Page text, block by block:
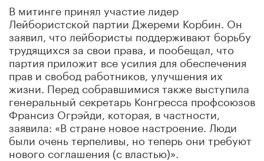
В митинге принял участие лидер
Лейбористской партии Джереми Корбин. Он
заявил, что лейбористы поддерживают борьбу
трудящихся за свои права, и пообещал, что
партия приложит все усилия для обеспечения
прав и свобод работников, улучшения их
жизни. Перед собравшимися также выступила
генеральный секретарь Конгресса профсоюзов
Франсиз Огрэйди, которая, в частности,
заявила: «В стране новое настроение. Люди
были очень терпеливы, но теперь они требуют
нового соглашения (с властью)».